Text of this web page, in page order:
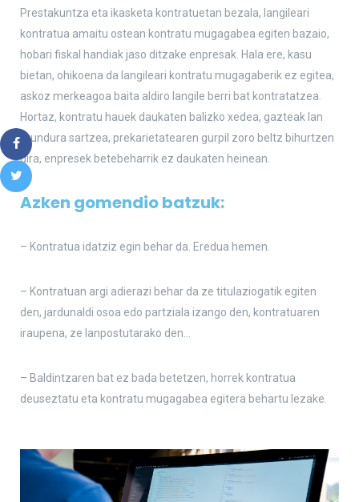
Prestakuntza eta ikasketa kontratuetan bezala, langileari
kontratua amaitu ostean kontratu mugagabea egiten bazaio,
hobari fiskal handiak jaso ditzake enpresak. Hala ere, kasu
bietan, ohikoena da langileari kontratu mugagaberik ez egitea,
askoz merkeagoa baita aldiro langile berri bat kontratatzea.
Hortaz, kontratu hauek daukaten balizko xedea, gazteak lan
mundura sartzea, prekarietatearen gurpil zoro beltz bihurtzen
dira, enpresek betebeharrik ez daukaten heinean.
Azken gomendio batzuk:
– Kontratua idatziz egin behar da. Eredua hemen.
– Kontratuan argi adierazi behar da ze titulaziogatik egiten
den, jardunaldi osoa edo partziala izango den, kontratuaren
iraupena, ze lanpostutarako den…
– Baldintzaren bat ez bada betetzen, horrek kontratua
deuseztatu eta kontratu mugagabea egitera behartu lezake.